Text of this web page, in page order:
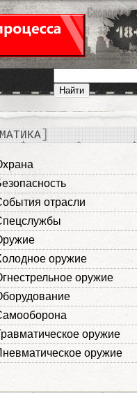
отрасли
оружие
оружие
оружие
оружие